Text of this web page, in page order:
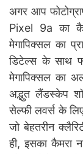
अगर आप
Pixel 9a का
मेगापिक्सल का
डिटेल्स के साथ
मेगापिक्सल का
अद्भुत लैंडस्केप
सेल्फी लवर्स के
जो बेहतरीन
ही, इसका कैमरा